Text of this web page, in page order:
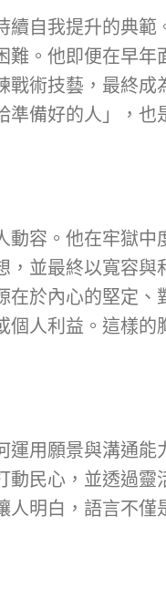
續自我提升的典
難。他即便在早
戰術技藝，最終
準備好的人」，也
動容。他在牢獄中
，並最終以寬容
在於內心的堅定
個人利益。這樣
運用願景與溝通
動民心，並透過
人明白，語言不僅